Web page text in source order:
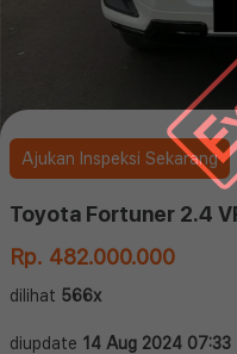
Ajukan Inspeksi Sekarang
Toyota Fortuner
Rp. 482.000.000
dilihat 566x
diupdate 14 Aug 2024 07:33